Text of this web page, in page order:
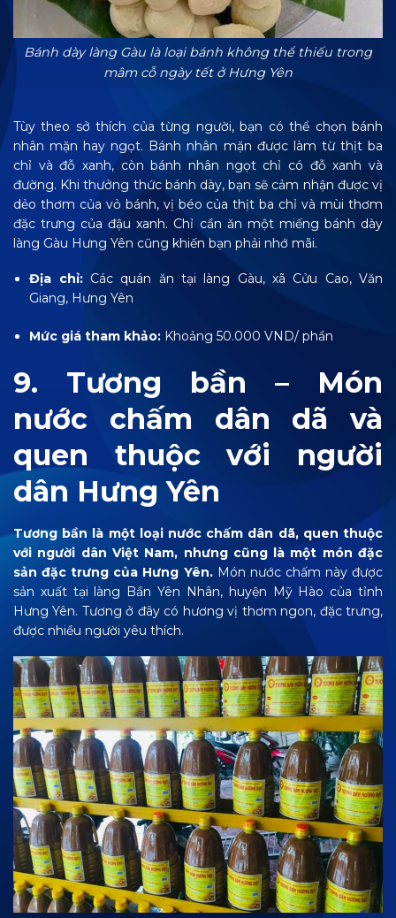
Bánh dày làng Gàu là loại bánh không thể thiếu trong
mâm cỗ ngày tết ở Hưng Yên
Tùy theo sở thích của từng người, bạn có thể chọn bánh
nhân mặn hay ngọt. Bánh nhân mặn được làm từ thịt ba
chỉ và đỗ xanh, còn bánh nhân ngọt chỉ có đỗ xanh và
đường. Khi thưởng thức bánh dày, bạn sẽ cảm nhận được vị
dẻo thơm của vỏ bánh, vị béo của thịt ba chỉ và mùi thơm
đặc trưng của đậu xanh. Chỉ cần ăn một miếng bánh dày
làng Gàu Hưng Yên cũng khiến bạn phải nhớ mãi.
Địa chỉ: Các quán ăn tại làng Gàu, xã Cửu Cao, Văn
Giang, Hưng Yên
Mức giá tham khảo: Khoảng 50.000 VND/ phần
9. Tương bần – Món
nước chấm dân dã và
quen thuộc với người
dân Hưng Yên
Tương bần là một loại nước chấm dân dã, quen thuộc
với người dân Việt Nam, nhưng cũng là một món đặc
sản đặc trưng của Hưng Yên.Món nước chấm này được
sản xuất tại làng Bần Yên Nhân, huyện Mỹ Hào của tỉnh
Hưng Yên. Tương ở đây có hương vị thơm ngon, đặc trưng,
được nhiều người yêu thích.